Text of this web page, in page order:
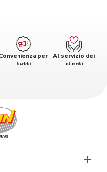
Convenienza per
tutti
Al servizio dei
clienti